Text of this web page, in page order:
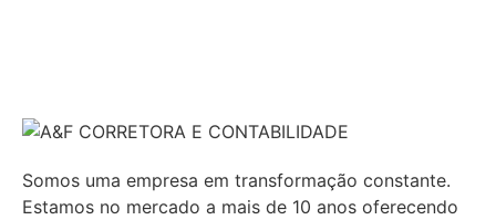
Somos uma empresa em transformação constante.
Estamos no mercado a mais de 10 anos oferecendo